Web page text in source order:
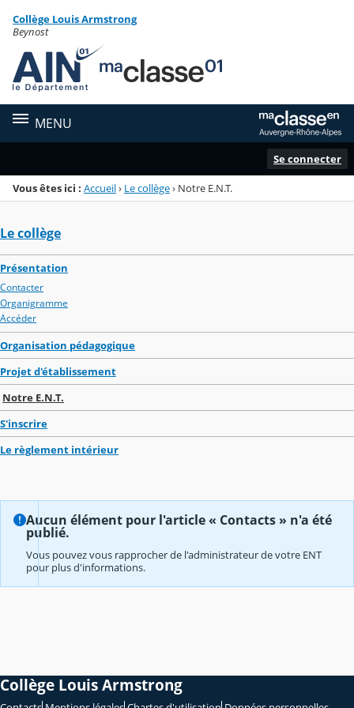
Menu de la rubrique
Contenu
Collège Louis Armstrong
Beynost
MENU
Se connecter
Vous êtes ici : Accueil› Le collège› Notre E.N.T.
Le collège
Présentation
Contacter
Organigramme
Accéder
Organisation pédagogique
Projet d'établissement
Notre E.N.T.
S'inscrire
Le règlement intérieur
Aucun élément pour l'article « Contacts » n'a été
publié.
Vous pouvez vous rapprocher de l'administrateur de votre ENT
pour plus d'informations.
Collège Louis Armstrong